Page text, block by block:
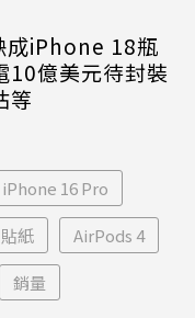
成iPhone 18瓶
10億美元待封裝
等
iPhone 16 Pro
貼紙 AirPods 4
銷量